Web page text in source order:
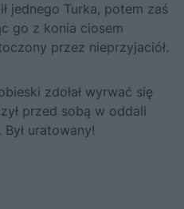
jednego Turka, potem zaś
go z konia ciosem
przez nieprzyjaciół.
zdołał wyrwać się
przed sobą w oddali
uratowany!